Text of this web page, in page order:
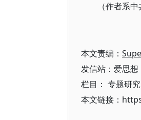
（作者系
本文责编：
发信站：爱思
栏目： 专题研究
本文链接：